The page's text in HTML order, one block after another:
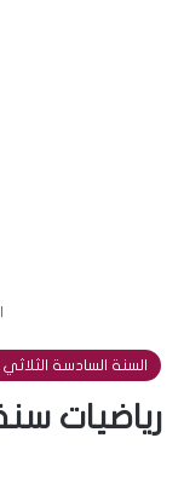
السنة السادسة الثلاثي 3